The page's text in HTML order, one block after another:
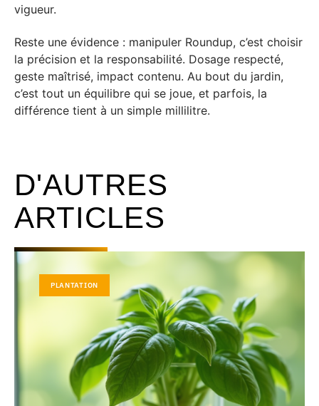
vigueur.
Reste une évidence : manipuler Roundup, c’est choisir
la précision et la responsabilité. Dosage respecté,
geste maîtrisé, impact contenu. Au bout du jardin,
c’est tout un équilibre qui se joue, et parfois, la
différence tient à un simple millilitre.
D'AUTRES
ARTICLES
PLANTATION